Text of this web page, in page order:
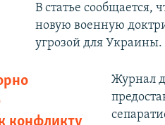
В статье сообщается,
новую военную
угрозой для Украины.
конфликту
Журнал